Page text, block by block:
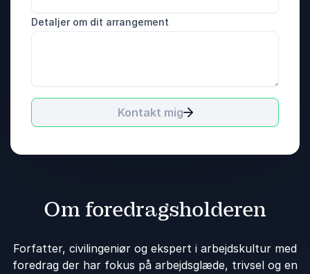
Detaljer om dit arrangement
Kontakt mig
Om foredragsholderen
Forfatter, civilingeniør og ekspert i arbejdskultur med
foredrag der har fokus på arbejdsglæde, trivsel og en